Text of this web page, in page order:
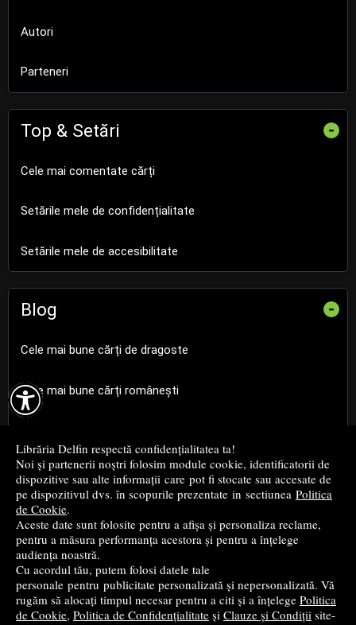

Librăria Delfin respectă confidențialitatea ta!
Noi și partenerii noștri folosim module cookie, identificatorii de
dispozitive sau alte informații care pot fi stocate sau accesate de
pe dispozitivul dvs. în scopurile prezentate in sectiunea Politica
de Cookie.
Aceste date sunt folosite pentru a afișa și personaliza reclame,
pentru a măsura performanța acestora și pentru a înțelege
audiența noastră.
Cu acordul tău, putem folosi datele tale
personale pentru publicitate personalizată și nepersonalizată. Vă
rugăm să alocați timpul necesar pentru a citi și a înțelege Politica
de Cookie, Politica de Confidențialitate și Clauze și Condiții site-
Autori
Parteneri
Top & Setări -
Cele mai comentate cărți
Setările mele de confidențialitate
Setările mele de accesibilitate
Blog -
Cele mai bune cărți de dragoste
Cele mai bune cărți românești
Cele mai bune cărți de istorie
Top cărți beletristică
...toate știrile
© 2004 - 2026 Grup DZC SRL